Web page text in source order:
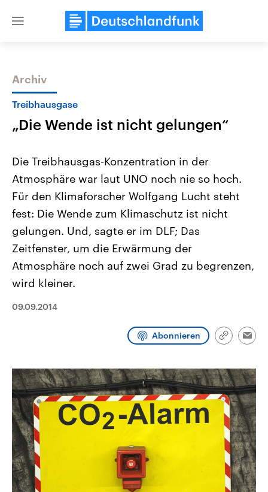
Close
Themen
Landtagswahl Sachsen-Anhalt
2026
Alle Informationen
Sachsen-Anhalt wählt am 6.
September 2026 einen neuen
Landtag. Seit 2021 wird das
Bundesland von einer Koalition aus
Umfragen, Prognosen,
und Hintergründe zu den Parteien
USA
Aktuelle Beiträge,
Hintergründe
Wirtschaftlich und
gehören die Vereinigten
den mächtigsten Ländern
mit großem Einfluss auf
Sendungen
Archiv
Treibhausgase
„Die Wende ist nicht gelungen“
Die Treibhausgas-Konzentration in der
Atmosphäre war laut UNO noch nie so hoch.
Für den Klimaforscher Wolfgang Lucht steht
fest: Die Wende zum Klimaschutz ist nicht
gelungen. Und, sagte er im DLF; Das
Zeitfenster, um die Erwärmung der
Atmosphäre noch auf zwei Grad zu begrenzen,
wird kleiner.
09.09.2014
Abonnieren
Link